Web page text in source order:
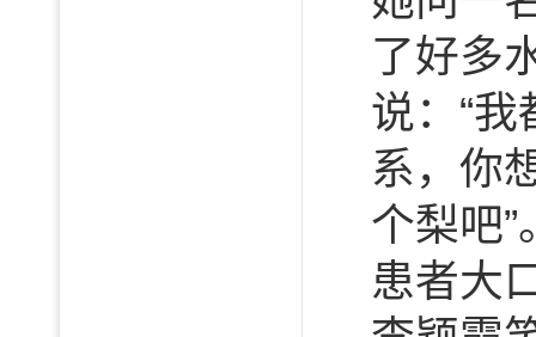
了好多
说：“
系，你
个梨吧
患者大